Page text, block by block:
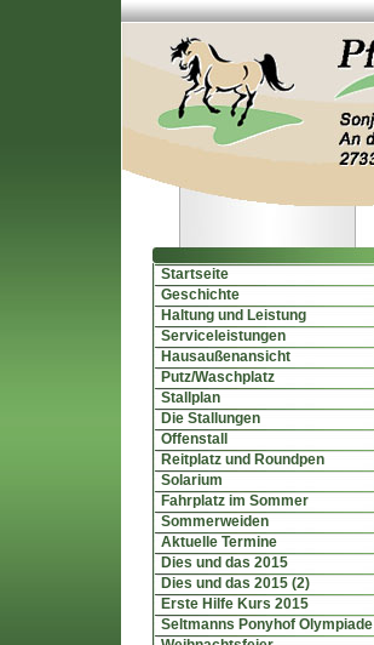
Startseite
Geschichte
Haltung und Leistung
Serviceleistungen
Hausaußenansicht
Putz/Waschplatz
Stallplan
Die Stallungen
Offenstall
Reitplatz und Roundpen
Solarium
Fahrplatz im Sommer
Sommerweiden
Aktuelle Termine
Dies und das 2015
Dies und das 2015 (2)
Erste Hilfe Kurs 2015
Seltmanns Ponyhof Olympiade